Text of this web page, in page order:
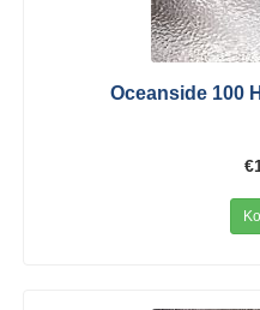
Oceanside 100